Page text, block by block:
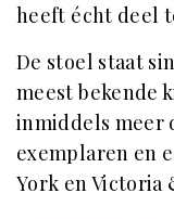
heeft écht deel
De stoel staat
meest bekende
inmiddels meer
exemplaren en
York en Victoria